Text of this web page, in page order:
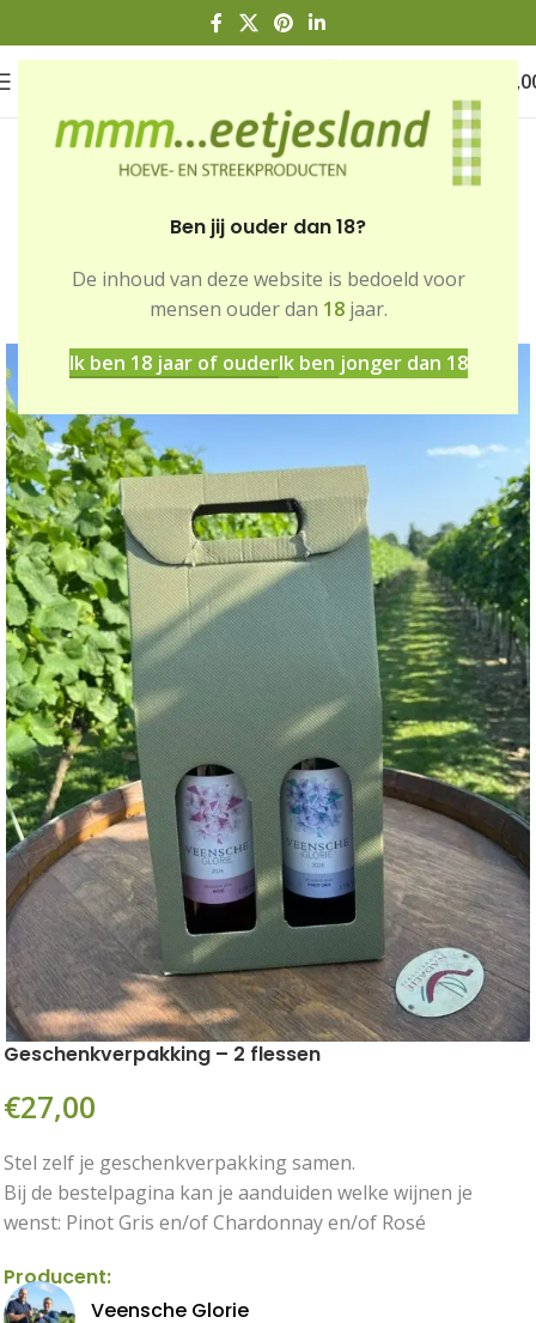
Ben jij ouder dan 18?
De inhoud van deze website is bedoeld voor
mensen ouder dan 18jaar.
Ik ben 18 jaar of ouderIk ben jonger dan 18
Dranken
Geschenkverpakking – 2 flessen
€27,00
Stel zelf je geschenkverpakking samen.
Bij de bestelpagina kan je aanduiden welke wijnen je
wenst: Pinot Gris en/of Chardonnay en/of Rosé
Producent:
Veensche Glorie